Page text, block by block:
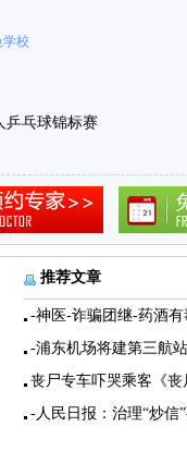
校
乒乓球锦标赛
推荐文章
-神医-诈骗团继-药酒
-浦东机场将建第三航
丧尸专车吓哭乘客《
-人民日报：治理“炒信